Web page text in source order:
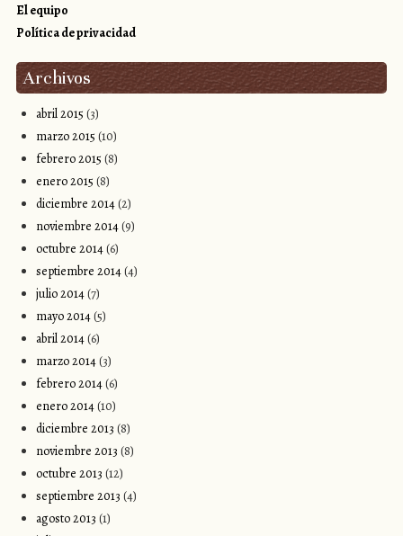
El equipo
Política de privacidad
Archivos
abril 2015 (3)
marzo 2015 (10)
febrero 2015 (8)
enero 2015 (8)
diciembre 2014(2)
noviembre 2014(9)
octubre 2014(6)
septiembre 2014(4)
julio 2014(7)
mayo 2014(5)
abril 2014(6)
marzo 2014(3)
febrero 2014(6)
enero 2014(10)
diciembre 2013 (8)
noviembre 2013 (8)
octubre 2013 (12)
septiembre 2013 (4)
agosto 2013 (1)